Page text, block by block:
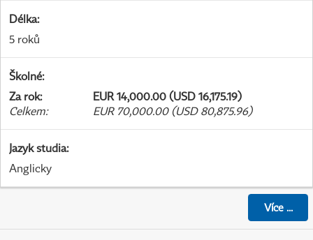
Délka:
5 roků
Školné:
Za rok:
EUR 14,000.00 (USD 16,175.19)
Celkem: EUR 70,000.00 (USD 80,875.96)
Jazyk studia:
Anglicky
Více...